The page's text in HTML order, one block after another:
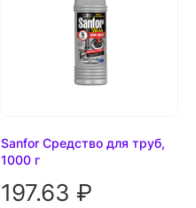
Sanfor Средство для труб,
1000 г
197.63 ₽